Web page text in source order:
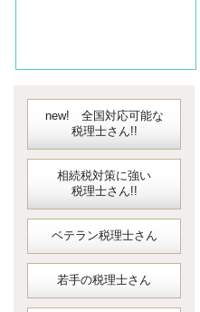
new! 全国対応可能な
税理士さん!!
相続税対策に強い
税理士さん!!
ベテラン税理士さん
若手の税理士さん